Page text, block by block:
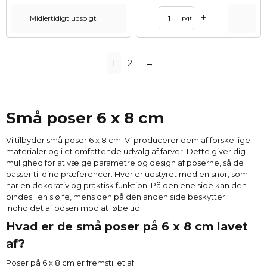
Midlertidigt udsolgt – pqt +
1 2 →
Små poser 6 x 8 cm
Vi tilbyder små poser 6 x 8 cm. Vi producerer dem af forskellige
materialer og i et omfattende udvalg af farver. Dette giver dig
mulighed for at vælge parametre og design af poserne, så de
passer til dine præferencer. Hver er udstyret med en snor, som
har en dekorativ og praktisk funktion. På den ene side kan den
bindes i en sløjfe, mens den på den anden side beskytter
indholdet af posen mod at løbe ud.
Hvad er de små poser på 6 x 8 cm lavet
af?
Poser på 6 x 8 cm er fremstillet af: